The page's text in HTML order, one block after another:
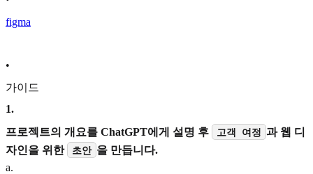
figma
•
가이드
1.
프로젝트의 개요를 ChatGPT에게 설명 후
고객 여정 과 웹 디
자인을 위한
초안 을 만듭니다.
a.